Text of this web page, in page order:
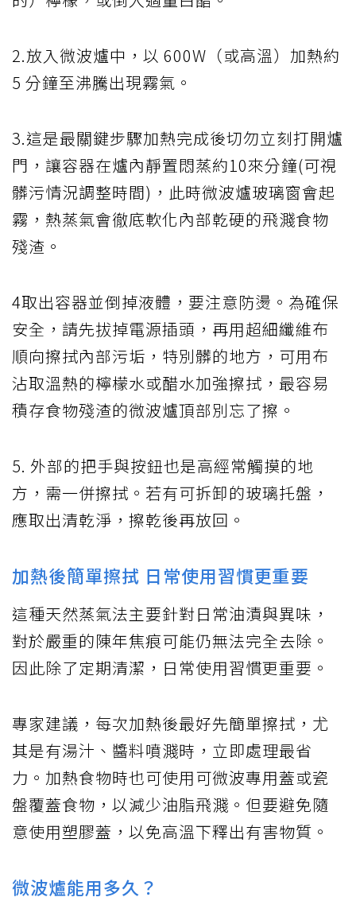
2.放入微波爐中，以 600W（或高溫）加熱約
5 分鐘至沸騰出現霧氣。
3.這是最關鍵步驟加熱完成後切勿立刻打開爐
門，讓容器在爐內靜置悶蒸約10來分鐘(可視
髒污情況調整時間)，此時微波爐玻璃窗會起
霧，熱蒸氣會徹底軟化內部乾硬的飛濺食物
殘渣。
4取出容器並倒掉液體，要注意防燙。為確保
安全，請先拔掉電源插頭，再用超細纖維布
順向擦拭內部污垢，特別髒的地方，可用布
沾取溫熱的檸檬水或醋水加強擦拭，最容易
積存食物殘渣的微波爐頂部別忘了擦。
5. 外部的把手與按鈕也是高經常觸摸的地
方，需一併擦拭。若有可拆卸的玻璃托盤，
應取出清乾淨，擦乾後再放回。
加熱後簡單擦拭 日常使用習慣更重要
這種天然蒸氣法主要針對日常油漬與異味，
對於嚴重的陳年焦痕可能仍無法完全去除。
因此除了定期清潔，日常使用習慣更重要。
專家建議，每次加熱後最好先簡單擦拭，尤
其是有湯汁、醬料噴濺時，立即處理最省
力。加熱食物時也可使用可微波專用蓋或瓷
盤覆蓋食物，以減少油脂飛濺。但要避免隨
意使用塑膠蓋，以免高溫下釋出有害物質。
微波爐能用多久？